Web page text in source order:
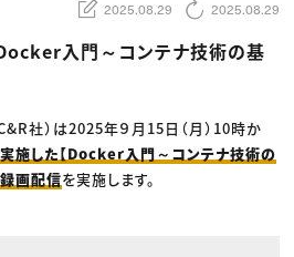
らのお知らせ
2025.08.29 2025.08.29
Docker入門～コンテナ技術の基
社）は2025年９月15日（月）10時か
施した【Docker入門～コンテナ技術の
画配信を実施します。